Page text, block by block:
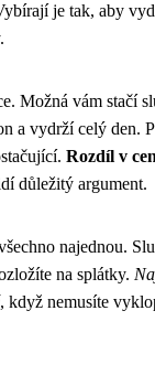
je tak, aby
Možná vám stačí
a vydrží celý den.
Rozdíl v
důležitý argument.
najednou.
na splátky.
, když nemusíte